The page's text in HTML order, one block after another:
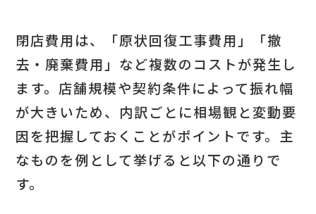
閉店費用は、「原状回復工事費用」「撤
去・廃棄費用」など複数のコストが発生し
ます。店舗規模や契約条件によって振れ幅
が大きいため、内訳ごとに相場観と変動要
因を把握しておくことがポイントです。主
なものを例として挙げると以下の通りで
す。